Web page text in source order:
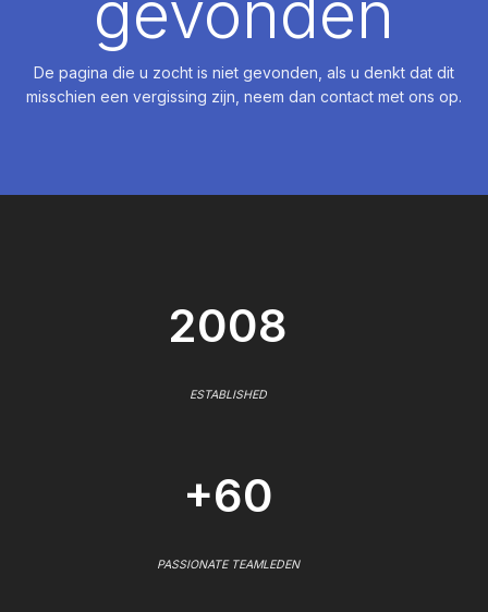
De pagina die u zocht is niet gevonden, als u denkt dat dit
misschien een vergissing zijn, neem dan contact met ons op.
2008
ESTABLISHED
+60
PASSIONATE TEAMLEDEN